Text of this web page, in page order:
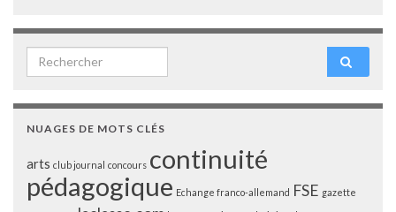
Search for:
NUAGES DE MOTS CLÉS
arts club journal concours continuité
pédagogique Echange franco-allemand FSE gazette